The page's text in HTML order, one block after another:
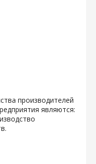
производителей
являются: